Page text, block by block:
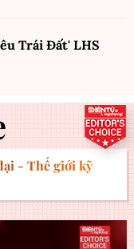
Trái Đất' LHS
- Thế giới kỹ